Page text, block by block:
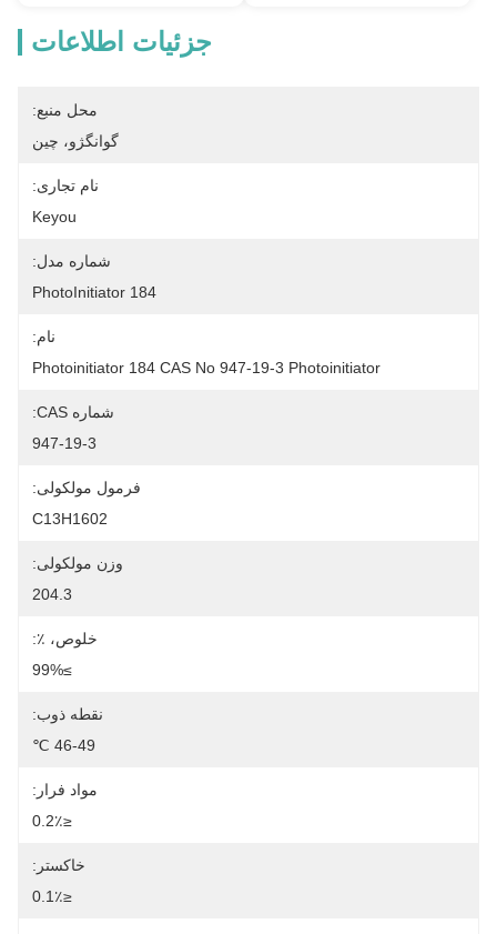
جزئیات اطلاعات
محل منبع:
گوانگژو، چین
نام تجاری:
Keyou
شماره مدل:
PhotoInitiator 184
نام:
Photoinitiator 184 CAS No 947-19-3 Photoinitiator
شماره CAS:
947-19-3
فرمول مولکولی:
C13H1602
وزن مولکولی:
204.3
خلوص، ٪:
≥99%
نقطه ذوب:
46-49 ℃
مواد فرار:
≤0.2٪
خاکستر:
≤0.1٪